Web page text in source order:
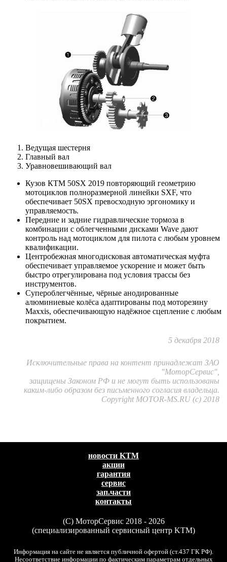
Ведущая шестерня
Главный вал
Уравновешивающий вал
Кузов КТМ 50SX 2019 повторяющий геометрию
мотоциклов полноразмерной линейки SXF, что
обеспечивает 50SX превосходную эргономику и
управляемость.
Передние и задние гидравлические тормоза в
комбинации с облегченными дисками Wave дают
контроль над мотоциклом для пилота с любым уровнем
квалификации.
Центробежная многодисковая автоматическая муфта
обеспечивает управляемое ускорение и может быть
быстро отрегулирована под условия трассы без
инструментов.
Супероблегчённые, чёрные анодированные
алюминиевые колёса адаптированы под моторезину
Maxxis, обеспечивающую надёжное сцепление с любым
покрытием.
5 декабря 2018
Исключительные права на контент принадлежат ЗАО
"МоторСервис",
защищены Законом РФ и не могут быть использованы
каким-либо образом без письменного согласия владельца.
Copyright MOTOR-MS.RU (c) 2018
новости KTM
акции
гарантия
сервис
зап.части
контакты
(C) МоторСервис 2018 - 2026
(специализированный сервисный центр KTM)
Информация на сайте не является публичной офертой (ст.437 ГК РФ).
Несоответствие информации по фактическим параметрам отдельных